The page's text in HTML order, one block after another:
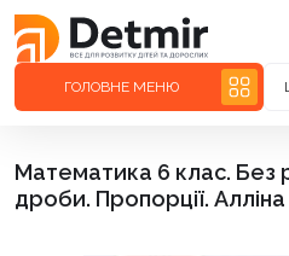
ГОЛОВНЕ МЕНЮ
Математика 6 клас. Без
дроби. Пропорції. Алліна